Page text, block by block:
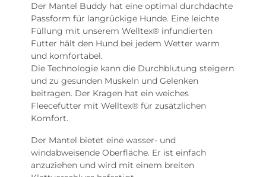
Der Mantel Buddy hat eine optimal durchdachte
Passform für langrückige Hunde. Eine leichte
Füllung mit unserem Welltex® infundierten
Futter hält den Hund bei jedem Wetter warm
und komfortabel.
Die Technologie kann die Durchblutung steigern
und zu gesunden Muskeln und Gelenken
beitragen. Der Kragen hat ein weiches
Fleecefutter mit Welltex® für zusätzlichen
Komfort.
Der Mantel bietet eine wasser- und
windabweisende Oberfläche. Er ist einfach
anzuziehen und wird mit einem breiten